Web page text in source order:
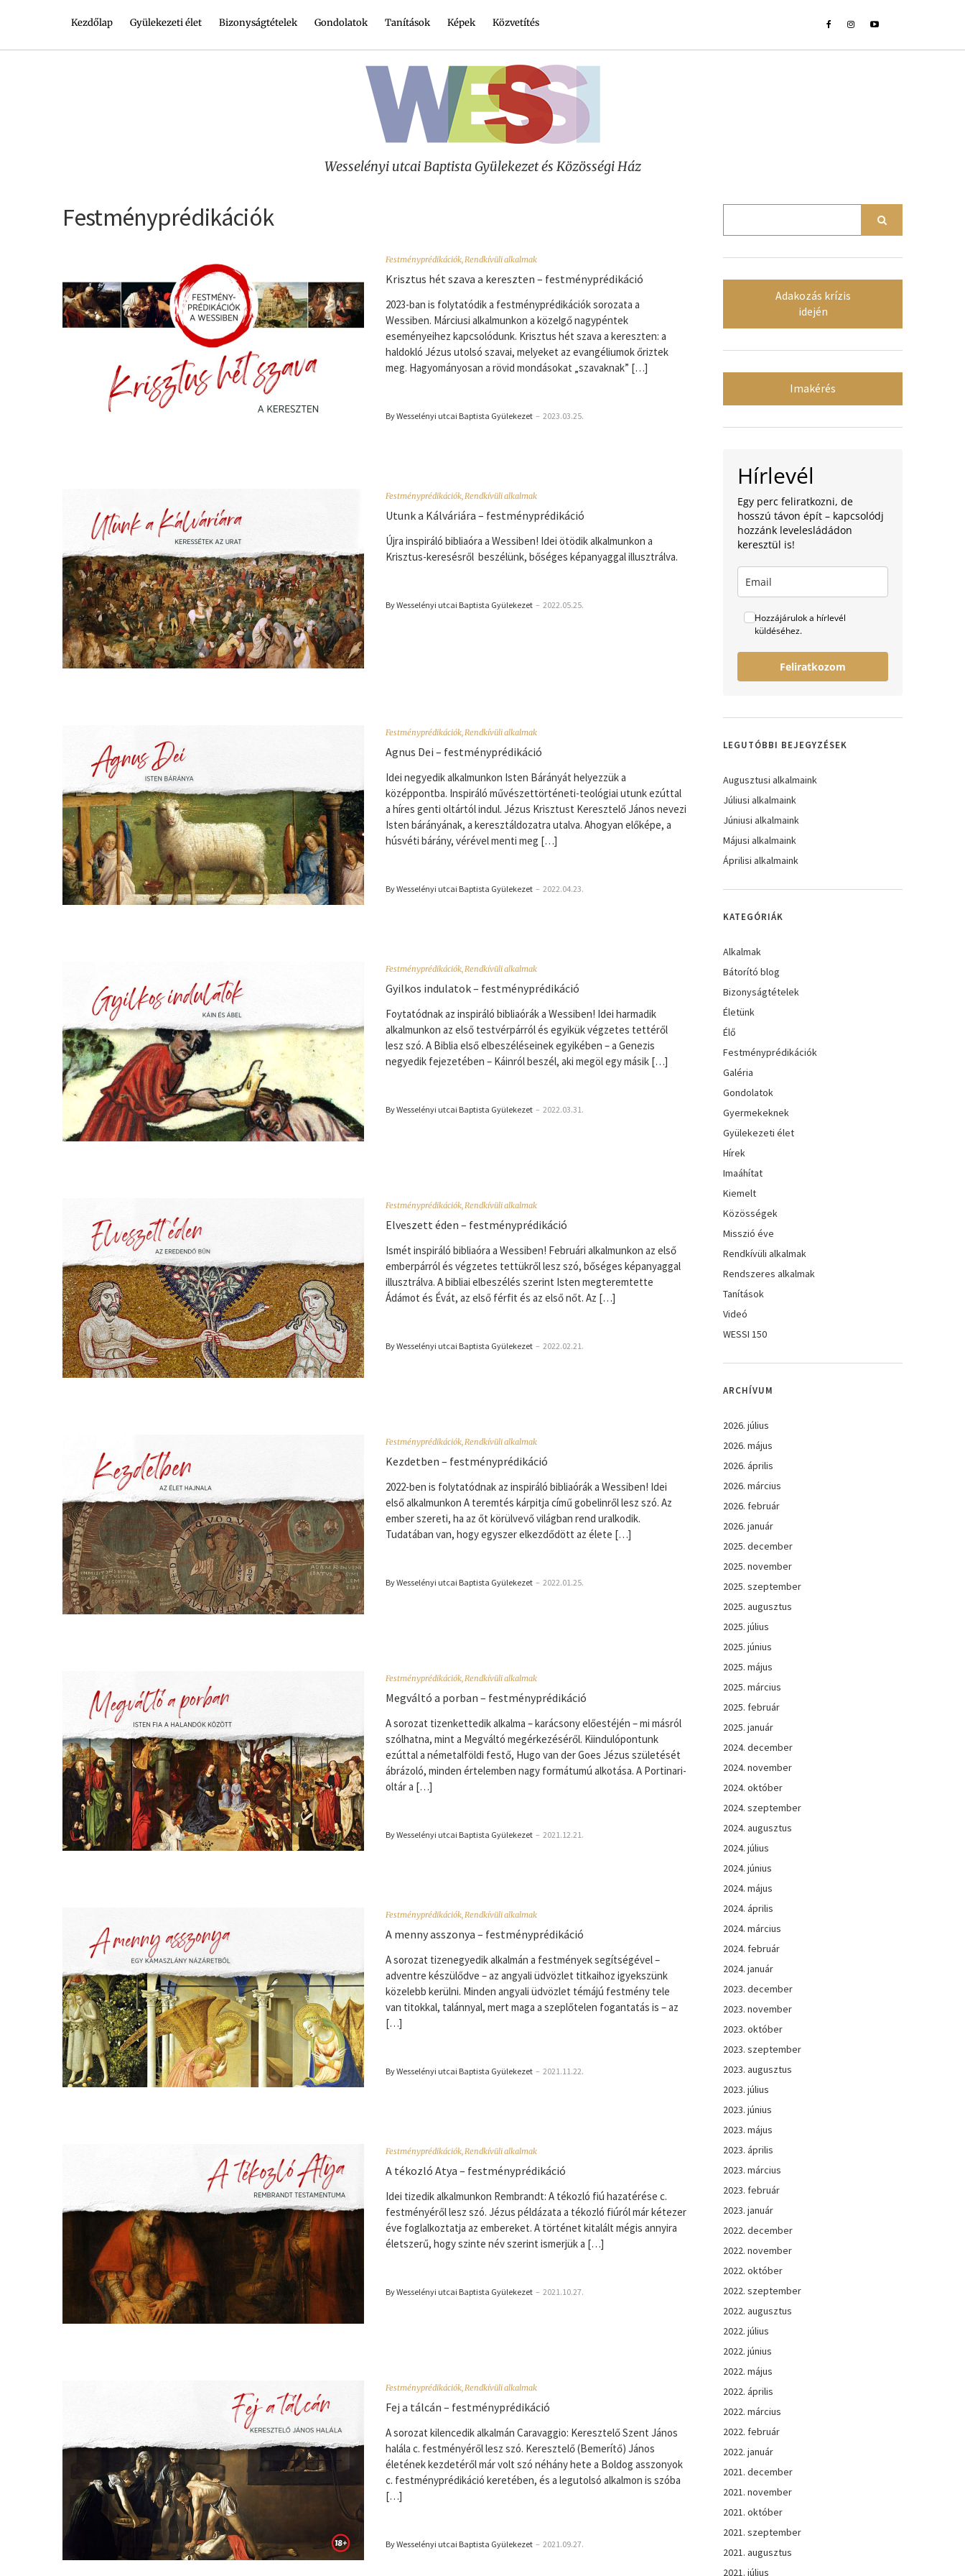
Kezdőlap Gyülekezeti élet Bizonyságtételek Gondolatok Tanítások Képek Közvetítés
Wesselényi utcai Baptista Gyülekezet és Közösségi Ház
Festményprédikációk
Festményprédikációk,Rendkívüli alkalmak
Krisztus hét szava a kereszten – festményprédikáció
2023-ban is folytatódik a festményprédikációk sorozata a
Wessiben. Márciusi alkalmunkon a közelgő nagypéntek
eseményeihez kapcsolódunk. Krisztus hét szava a kereszten: a
haldokló Jézus utolsó szavai, melyeket az evangéliumok őriztek
meg. Hagyományosan a rövid mondásokat „szavaknak” […]
By Wesselényi utcai Baptista Gyülekezet – 2023.03.25.
Festményprédikációk,Rendkívüli alkalmak
Utunk a Kálváriára – festményprédikáció
Újra inspiráló bibliaóra a Wessiben! Idei ötödik alkalmunkon a
Krisztus-keresésről beszélünk, bőséges képanyaggal illusztrálva.
By Wesselényi utcai Baptista Gyülekezet – 2022.05.25.
Festményprédikációk,Rendkívüli alkalmak
Agnus Dei – festményprédikáció
Idei negyedik alkalmunkon Isten Bárányát helyezzük a
középpontba. Inspiráló művészettörténeti-teológiai utunk ezúttal
a híres genti oltártól indul. Jézus Krisztust Keresztelő János nevezi
Isten bárányának, a keresztáldozatra utalva. Ahogyan előképe, a
húsvéti bárány, vérével menti meg […]
By Wesselényi utcai Baptista Gyülekezet – 2022.04.23.
Festményprédikációk,Rendkívüli alkalmak
Gyilkos indulatok – festményprédikáció
Foytatódnak az inspiráló bibliaórák a Wessiben! Idei harmadik
alkalmunkon az első testvérpárról és egyikük végzetes tettéről
lesz szó. A Biblia első elbeszéléseinek egyikében – a Genezis
negyedik fejezetében – Káinról beszél, aki megöl egy másik […]
By Wesselényi utcai Baptista Gyülekezet – 2022.03.31.
Festményprédikációk,Rendkívüli alkalmak
Elveszett éden – festményprédikáció
Ismét inspiráló bibliaóra a Wessiben! Februári alkalmunkon az első
emberpárról és végzetes tettükről lesz szó, bőséges képanyaggal
illusztrálva. A bibliai elbeszélés szerint Isten megteremtette
Ádámot és Évát, az első férfit és az első nőt. Az […]
By Wesselényi utcai Baptista Gyülekezet – 2022.02.21.
Festményprédikációk,Rendkívüli alkalmak
Kezdetben – festményprédikáció
2022-ben is folytatódnak az inspiráló bibliaórák a Wessiben! Idei
első alkalmunkon A teremtés kárpitja című gobelinről lesz szó. Az
ember szereti, ha az őt körülvevő világban rend uralkodik.
Tudatában van, hogy egyszer elkezdődött az élete […]
By Wesselényi utcai Baptista Gyülekezet – 2022.01.25.
Festményprédikációk,Rendkívüli alkalmak
Megváltó a porban – festményprédikáció
A sorozat tizenkettedik alkalma – karácsony előestéjén – mi másról
szólhatna, mint a Megváltó megérkezéséről. Kiindulópontunk
ezúttal a németalföldi festő, Hugo van der Goes Jézus születését
ábrázoló, minden értelemben nagy formátumú alkotása. A Portinari-
oltár a […]
By Wesselényi utcai Baptista Gyülekezet – 2021.12.21.
Festményprédikációk,Rendkívüli alkalmak
A menny asszonya – festményprédikáció
A sorozat tizenegyedik alkalmán a festmények segítségével –
adventre készülődve – az angyali üdvözlet titkaihoz igyekszünk
közelebb kerülni. Minden angyali üdvözlet témájú festmény tele
van titokkal, talánnyal, mert maga a szeplőtelen fogantatás is – az
[…]
By Wesselényi utcai Baptista Gyülekezet – 2021.11.22.
Festményprédikációk,Rendkívüli alkalmak
A tékozló Atya – festményprédikáció
Idei tizedik alkalmunkon Rembrandt: A tékozló fiú hazatérése c.
festményéről lesz szó. Jézus példázata a tékozló fiúról már kétezer
éve foglalkoztatja az embereket. A történet kitalált mégis annyira
életszerű, hogy szinte név szerint ismerjük a […]
By Wesselényi utcai Baptista Gyülekezet – 2021.10.27.
Festményprédikációk,Rendkívüli alkalmak
Fej a tálcán – festményprédikáció
A sorozat kilencedik alkalmán Caravaggio: Keresztelő Szent János
halála c. festményéről lesz szó. Keresztelő (Bemerítő) János
életének kezdetéről már volt szó néhány hete a Boldog asszonyok
c. festményprédikáció keretében, és a legutolsó alkalmon is szóba
[…]
By Wesselényi utcai Baptista Gyülekezet – 2021.09.27.
Adakozás krízis
idején
Imakérés
Hírlevél
Egy perc feliratkozni, de
hosszú távon épít – kapcsolódj
hozzánk levelesládádon
keresztül is!
Hozzájárulok a hírlevél
küldéséhez.
Feliratkozom
LEGUTÓBBI BEJEGYZÉSEK
Augusztusi alkalmaink
Júliusi alkalmaink
Júniusi alkalmaink
Májusi alkalmaink
Áprilisi alkalmaink
KATEGÓRIÁK
Alkalmak
Bátorító blog
Bizonyságtételek
Életünk
Élő
Festményprédikációk
Galéria
Gondolatok
Gyermekeknek
Gyülekezeti élet
Hírek
Imaáhítat
Kiemelt
Közösségek
Misszió éve
Rendkívüli alkalmak
Rendszeres alkalmak
Tanítások
Videó
WESSI 150
ARCHÍVUM
2026. július
2026. május
2026. április
2026. március
2026. február
2026. január
2025. december
2025. november
2025. szeptember
2025. augusztus
2025. július
2025. június
2025. május
2025. március
2025. február
2025. január
2024. december
2024. november
2024. október
2024. szeptember
2024. augusztus
2024. július
2024. június
2024. május
2024. április
2024. március
2024. február
2024. január
2023. december
2023. november
2023. október
2023. szeptember
2023. augusztus
2023. július
2023. június
2023. május
2023. április
2023. március
2023. február
2023. január
2022. december
2022. november
2022. október
2022. szeptember
2022. augusztus
2022. július
2022. június
2022. május
2022. április
2022. március
2022. február
2022. január
2021. december
2021. november
2021. október
2021. szeptember
2021. augusztus
2021. július